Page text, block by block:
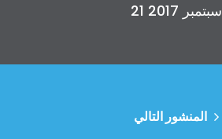
21 سبتمبر 2017
المنشور التالي